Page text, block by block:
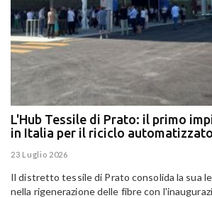
L'Hub Tessile di Prato: il primo
in Italia per il riciclo
23 Luglio 2026
Il distretto tessile di Prato consolida la sua
nella rigenerazione delle fibre con